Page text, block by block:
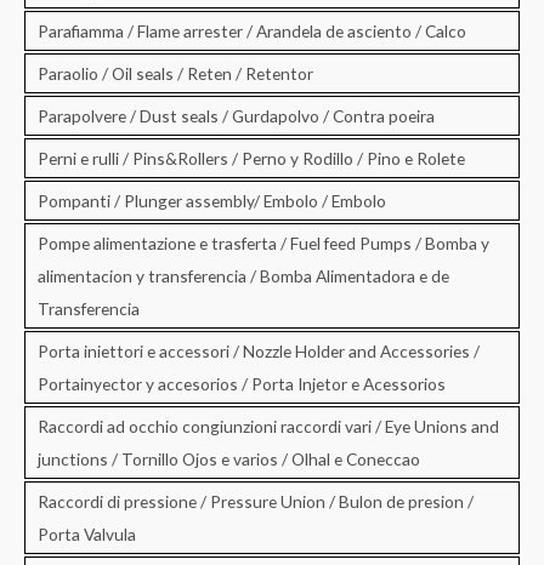
Parafiamma / Flame arrester / Arandela de asciento / Calco
Paraolio / Oil seals / Reten / Retentor
Parapolvere / Dust seals / Gurdapolvo / Contra poeira
Perni e rulli / Pins&Rollers / Perno y Rodillo / Pino e Rolete
Pompanti / Plunger assembly/ Embolo / Embolo
Pompe alimentazione e trasferta / Fuel feed Pumps / Bomba y
alimentacion y transferencia / Bomba Alimentadora e de
Transferencia
Porta iniettori e accessori / Nozzle Holder and Accessories /
Portainyector y accesorios / Porta Injetor e Acessorios
Raccordi ad occhio congiunzioni raccordi vari / Eye Unions and
junctions / Tornillo Ojos e varios / Olhal e Coneccao
Raccordi di pressione / Pressure Union / Bulon de presion /
Porta Valvula